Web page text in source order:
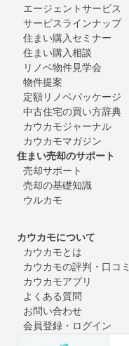
エージェントサービス
サービスラインナップ
住まい購入セミナー
住まい購入相談
リノベ物件見学会
物件提案
定額リノベパッケージ
中古住宅の買い方辞典
カウカモジャーナル
カウカモマガジン
住まい売却のサポート
売却サポート
売却の基礎知識
ウルカモ
カウカモについて
カウカモとは
カウカモの評判・口コミ
カウカモアプリ
よくある質問
お問い合わせ
会員登録・ログイン